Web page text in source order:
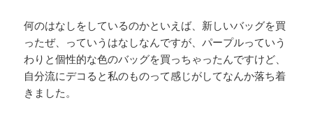
何のはなしをしているのかといえば、新しいバッグを買
ったぜ、っていうはなしなんですが、パープルっていう
わりと個性的な色のバッグを買っちゃったんですけど、
自分流にデコると私のものって感じがしてなんか落ち着
きました。